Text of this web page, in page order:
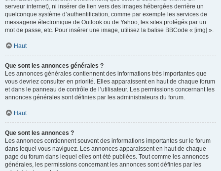
serveur internet), ni insérer de lien vers des images hébergées derrière un
quelconque système d’authentification, comme par exemple les services de
messagerie électronique de Outlook ou de Yahoo, les sites protégés par un
mot de passe, etc. Pour insérer une image, utilisez la balise BBCode « [img] ».
Haut
Que sont les annonces générales ?
Les annonces générales contiennent des informations très importantes que
vous devriez consulter en priorité. Elles apparaissent en haut de chaque forum
et dans le panneau de contrôle de l’utilisateur. Les permissions concernant les
annonces générales sont définies par les administrateurs du forum.
Haut
Que sont les annonces ?
Les annonces contiennent souvent des informations importantes sur le forum
dans lequel vous naviguez. Les annonces apparaissent en haut de chaque
page du forum dans lequel elles ont été publiées. Tout comme les annonces
générales, les permissions concernant les annonces sont définies par les